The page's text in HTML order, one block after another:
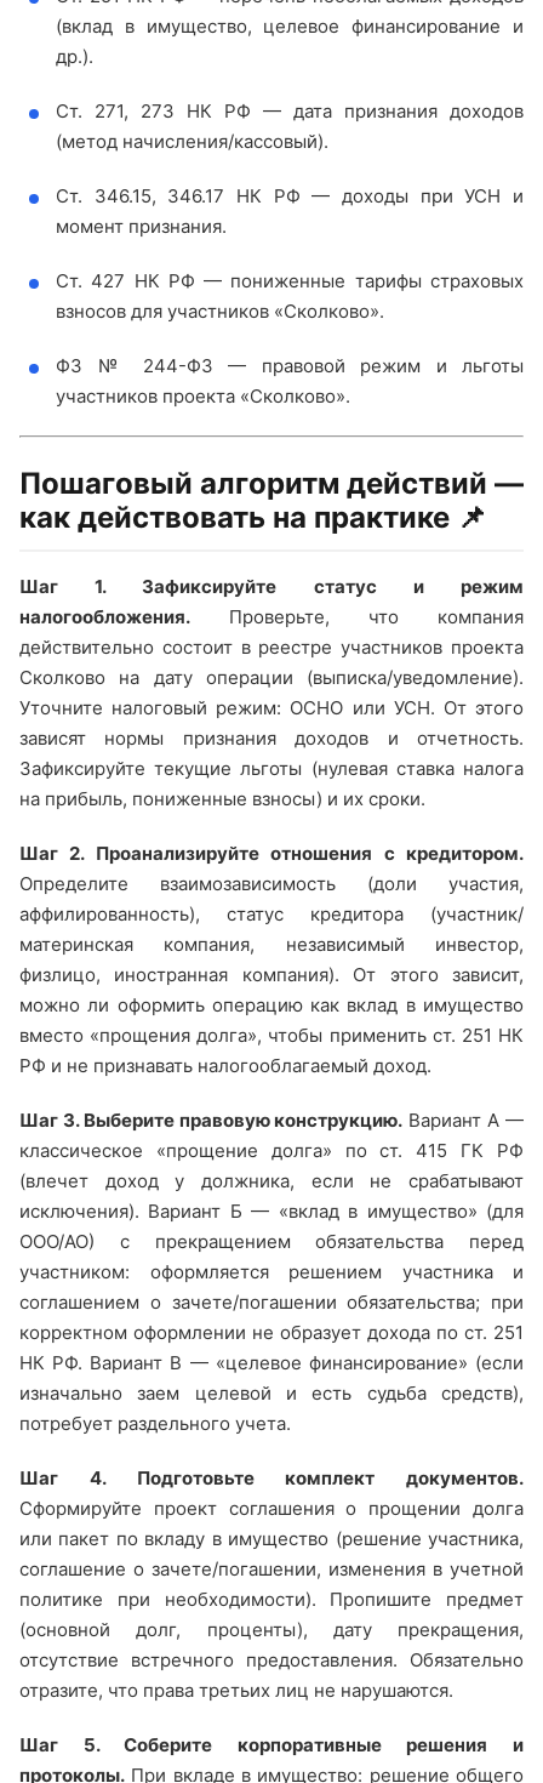
(вклад в имущество, целевое финансирование и
др.).
Ст. 271, 273 НК РФ — дата признания доходов
(метод начисления/кассовый).
Ст. 346.15, 346.17 НК РФ — доходы при УСН и
момент признания.
Ст. 427 НК РФ — пониженные тарифы страховых
взносов для участников «Сколково».
ФЗ № 244-ФЗ — правовой режим и льготы
участников проекта «Сколково».
Пошаговый алгоритм действий —
как действовать на практике 📌
Шаг 1. Зафиксируйте статус и режим
налогообложения. Проверьте, что компания
действительно состоит в реестре участников проекта
Сколково на дату операции (выписка/уведомление).
Уточните налоговый режим: ОСНО или УСН. От этого
зависят нормы признания доходов и отчетность.
Зафиксируйте текущие льготы (нулевая ставка налога
на прибыль, пониженные взносы) и их сроки.
Шаг 2. Проанализируйте отношения с кредитором.
Определите взаимозависимость (доли участия,
аффилированность), статус кредитора (участник/
материнская компания, независимый инвестор,
физлицо, иностранная компания). От этого зависит,
можно ли оформить операцию как вклад в имущество
вместо «прощения долга», чтобы применить ст. 251 НК
РФ и не признавать налогооблагаемый доход.
Шаг 3. Выберите правовую конструкцию. Вариант А —
классическое «прощение долга» по ст. 415 ГК РФ
(влечет доход у должника, если не срабатывают
исключения). Вариант Б — «вклад в имущество» (для
ООО/АО) с прекращением обязательства перед
участником: оформляется решением участника и
соглашением о зачете/погашении обязательства; при
корректном оформлении не образует дохода по ст. 251
НК РФ. Вариант В — «целевое финансирование» (если
изначально заем целевой и есть судьба средств),
потребует раздельного учета.
Шаг 4. Подготовьте комплект документов.
Сформируйте проект соглашения о прощении долга
или пакет по вкладу в имущество (решение участника,
соглашение о зачете/погашении, изменения в учетной
политике при необходимости). Пропишите предмет
(основной долг, проценты), дату прекращения,
отсутствие встречного предоставления. Обязательно
отразите, что права третьих лиц не нарушаются.
Шаг 5. Соберите корпоративные решения и
протоколы. При вкладе в имущество: решение общего